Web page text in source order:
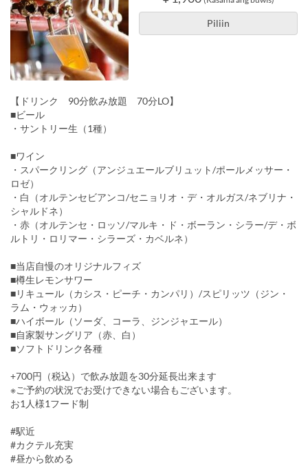
Piliin
【ドリンク 90分飲み放題 70分LO】
■ビール
・サントリー生（1種）
■ワイン
・スパークリング（アンジュエールブリュット/ポールメッサー・
ロゼ）
・白（オルテンセビアンコ/セニョリオ・デ・オルガス/ネブリナ・
シャルドネ）
・赤（オルテンセ・ロッソ/マルキ・ド・ボーラン・シラー/デ・ボ
ルトリ・ロリマー・シラーズ・カベルネ）
■当店自慢のオリジナルフィズ
■樽生レモンサワー
■リキュール（カシス・ピーチ・カンパリ）/スピリッツ（ジン・
ラム・ウォッカ）
■ハイボール（ソーダ、コーラ、ジンジャエール）
■自家製サングリア（赤、白）
■ソフトドリンク各種
+700円（税込）で飲み放題を30分延長出来ます
※ご予約の状況でお受けできない場合もございます。
お1人様1フード制
#駅近
#カクテル充実
#昼から飲める